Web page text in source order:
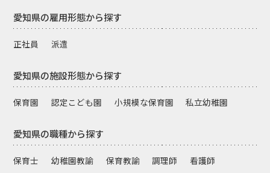
愛知県の雇用形態から探す
正社員 派遣
愛知県の施設形態から探す
保育園 認定こども園 小規模な保育園 私立幼稚園
愛知県の職種から探す
保育士 幼稚園教諭 保育教諭 調理師
看護師